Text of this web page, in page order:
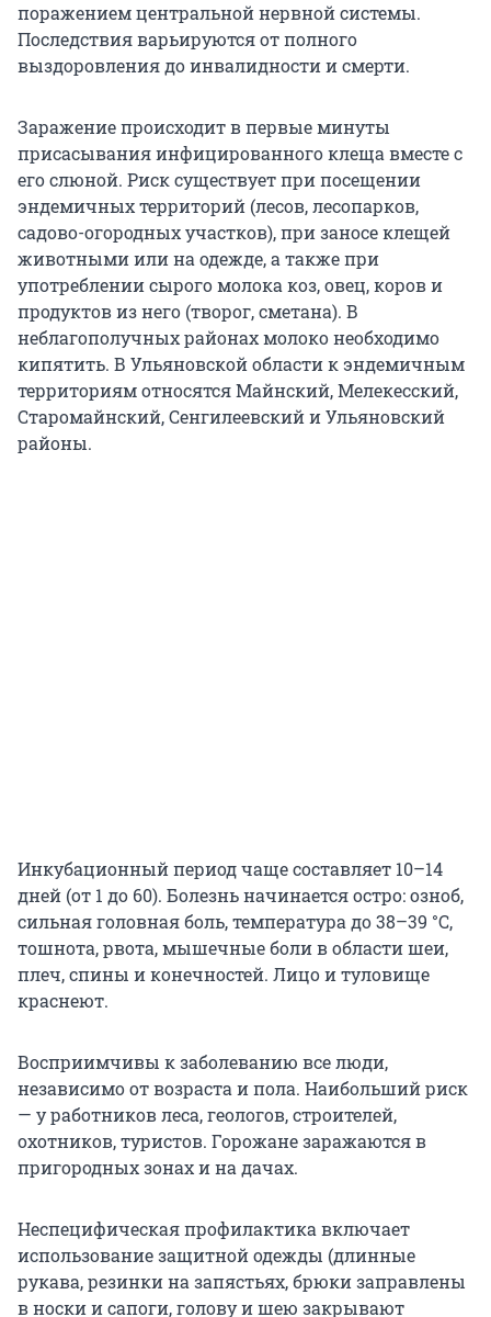
поражением центральной нервной системы.
Последствия варьируются от полного
выздоровления до инвалидности и смерти.
Заражение происходит в первые минуты
присасывания инфицированного клеща вместе с
его слюной. Риск существует при посещении
эндемичных территорий (лесов, лесопарков,
садово-огородных участков), при заносе клещей
животными или на одежде, а также при
употреблении сырого молока коз, овец, коров и
продуктов из него (творог, сметана). В
неблагополучных районах молоко необходимо
кипятить. В Ульяновской области к эндемичным
территориям относятся Майнский, Мелекесский,
Старомайнский, Сенгилеевский и Ульяновский
районы.
Инкубационный период чаще составляет 10–14
дней (от 1 до 60). Болезнь начинается остро: озноб,
сильная головная боль, температура до 38–39 °C,
тошнота, рвота, мышечные боли в области шеи,
плеч, спины и конечностей. Лицо и туловище
краснеют.
Восприимчивы к заболеванию все люди,
независимо от возраста и пола. Наибольший риск
— у работников леса, геологов, строителей,
охотников, туристов. Горожане заражаются в
пригородных зонах и на дачах.
Неспецифическая профилактика включает
использование защитной одежды (длинные
рукава, резинки на запястьях, брюки заправлены
в носки и сапоги, голову и шею закрывают